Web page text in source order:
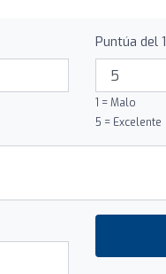
Puntúa del
1 = Malo
5 = Excelente